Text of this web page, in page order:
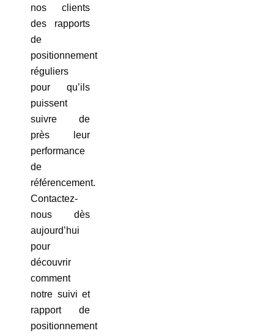
nos clients
des rapports
de
positionnement
réguliers
pour qu’ils
puissent
suivre de
près leur
performance
de
référencement.
Contactez-
nous dès
aujourd’hui
pour
découvrir
comment
notre suivi et
rapport de
positionnement